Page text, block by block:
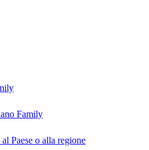
Family
Paese o alla regione